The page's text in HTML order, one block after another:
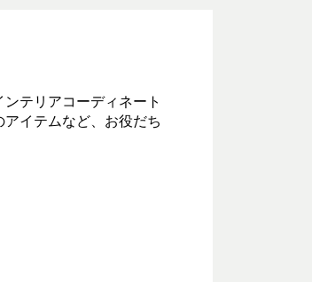
テリアコーディネート
イテムなど、お役だち